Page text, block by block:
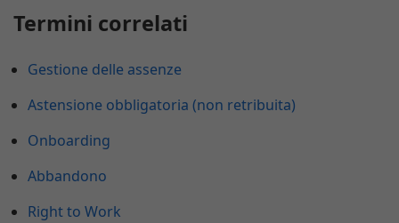
Termini correlati
Gestione delle assenze
Astensione obbligatoria (non retribuita)
Onboarding
Abbandono
Right to Work